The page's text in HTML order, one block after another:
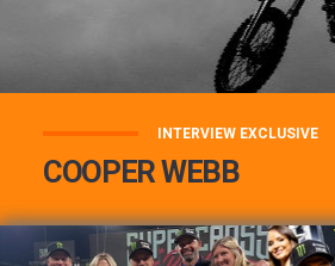
INTERVIEW EXCLUSIVE
COOPER WEBB